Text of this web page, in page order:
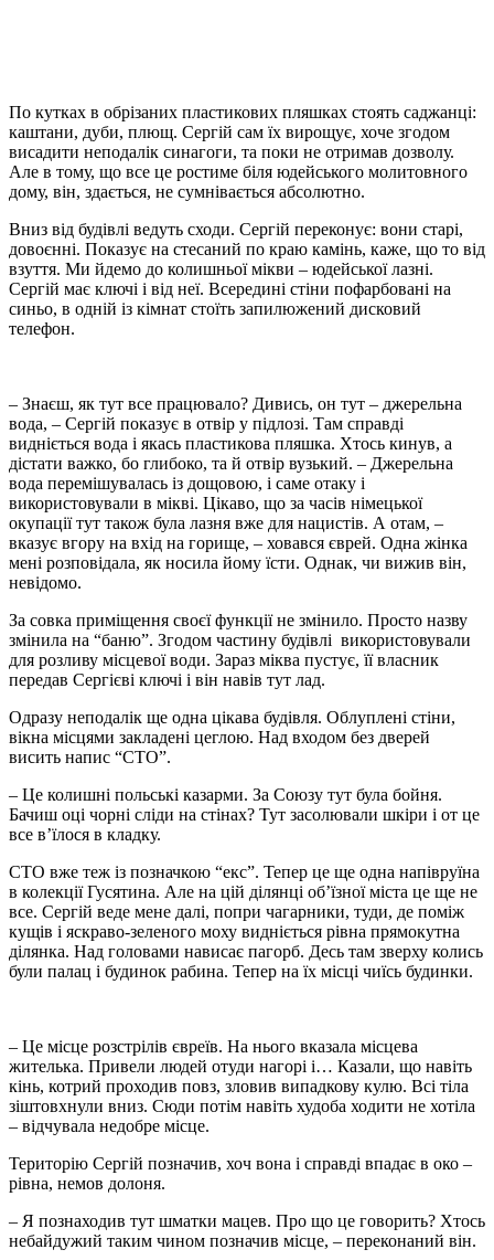
По кутках в обрізаних пластикових пляшках стоять саджанці:
каштани, дуби, плющ. Сергій сам їх вирощує, хоче згодом
висадити неподалік синагоги, та поки не отримав дозволу.
Але в тому, що все це ростиме біля юдейського молитовного
дому, він, здається, не сумнівається абсолютно.
Вниз від будівлі ведуть сходи. Сергій переконує: вони старі,
довоєнні. Показує на стесаний по краю камінь, каже, що то від
взуття. Ми йдемо до колишньої мікви – юдейської лазні.
Сергій має ключі і від неї. Всередині стіни пофарбовані на
синьо, в одній із кімнат стоїть запилюжений дисковий
телефон.
– Знаєш, як тут все працювало? Дивись, он тут – джерельна
вода, – Сергій показує в отвір у підлозі. Там справді
видніється вода і якась пластикова пляшка. Хтось кинув, а
дістати важко, бо глибоко, та й отвір вузький. – Джерельна
вода перемішувалась із дощовою, і саме отаку і
використовували в мікві. Цікаво, що за часів німецької
окупації тут також була лазня вже для нацистів. А отам, –
вказує вгору на вхід на горище, – ховався єврей. Одна жінка
мені розповідала, як носила йому їсти. Однак, чи вижив він,
невідомо.
За совка приміщення своєї функції не змінило. Просто назву
змінила на “баню”. Згодом частину будівлі використовували
для розливу місцевої води. Зараз міква пустує, її власник
передав Сергієві ключі і він навів тут лад.
Одразу неподалік ще одна цікава будівля. Облуплені стіни,
вікна місцями закладені цеглою. Над входом без дверей
висить напис “СТО”.
– Це колишні польські казарми. За Союзу тут була бойня.
Бачиш оці чорні сліди на стінах? Тут засолювали шкіри і от це
все в’їлося в кладку.
СТО вже теж із позначкою “екс”. Тепер це ще одна напівруїна
в колекції Гусятина. Але на цій ділянці об’їзної міста це ще не
все. Сергій веде мене далі, попри чагарники, туди, де поміж
кущів і яскраво-зеленого моху видніється рівна прямокутна
ділянка. Над головами нависає пагорб. Десь там зверху колись
були палац і будинок рабина. Тепер на їх місці чиїсь будинки.
– Це місце розстрілів євреїв. На нього вказала місцева
жителька. Привели людей отуди нагорі і… Казали, що навіть
кінь, котрий проходив повз, зловив випадкову кулю. Всі тіла
зіштовхнули вниз. Сюди потім навіть худоба ходити не хотіла
– відчувала недобре місце.
Територію Сергій позначив, хоч вона і справді впадає в око –
рівна, немов долоня.
– Я познаходив тут шматки мацев. Про що це говорить? Хтось
небайдужий таким чином позначив місце, – переконаний він.